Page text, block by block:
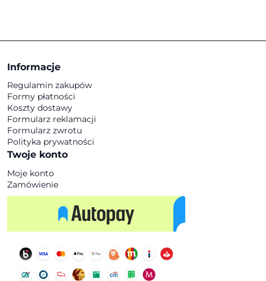
Informacje
Regulamin zakupów
Formy płatności
Koszty dostawy
Formularz reklamacji
Formularz zwrotu
Polityka prywatności
Twoje konto
Moje konto
Zamówienie